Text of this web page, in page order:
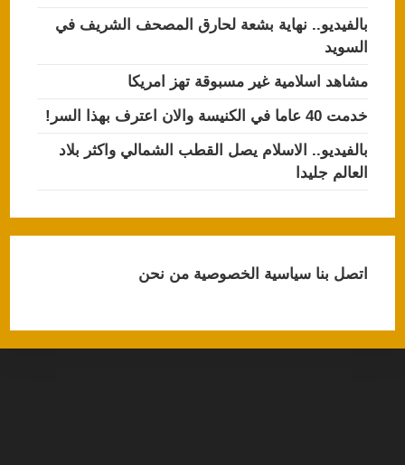
بالفيديو.. نهاية بشعة لحارق المصحف الشريف في
السويد
مشاهد اسلامية غير مسبوقة تهز امريكا
خدمت 40 عاما في الكنيسة والان اعترف بهذا السر!
بالفيديو.. الاسلام يصل القطب الشمالي واكثر بلاد
العالم جليدا
اتصل بناسياسية الخصوصيةمن نحن